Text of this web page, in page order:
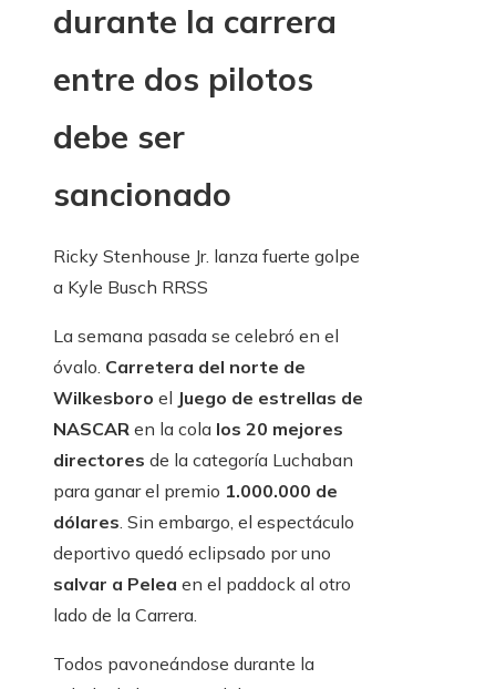
durante la carrera
entre dos pilotos
debe ser
sancionado
Ricky Stenhouse Jr. lanza fuerte golpe
a Kyle Busch RRSS
La semana pasada se celebró en el
óvalo. Carretera del norte de
Wilkesboro el Juego de estrellas de
NASCAR en la cola los 20 mejores
directores de la categoría Luchaban
para ganar el premio 1.000.000 de
dólares. Sin embargo, el espectáculo
deportivo quedó eclipsado por uno
salvar a Pelea en el paddock al otro
lado de la Carrera.
Todos pavoneándose durante la